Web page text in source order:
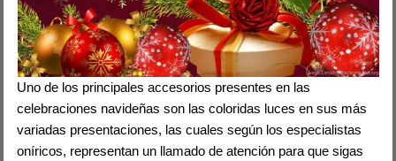
Uno de los principales accesorios presentes en las
celebraciones navideñas son las coloridas luces en sus más
variadas presentaciones, las cuales según los especialistas
oníricos, representan un llamado de atención para que sigas